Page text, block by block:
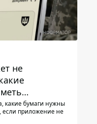
не
не
какие бумаги нужны
приложение не